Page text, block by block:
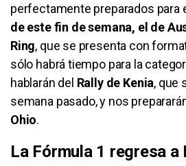
perfectamente preparados para
de este fin de semana, el de
Ring, que se presenta con
sólo habrá tiempo para la
hablarán del Rally de Kenia, que
semana pasado, y nos
Ohio.
La Fórmula 1 regresa a